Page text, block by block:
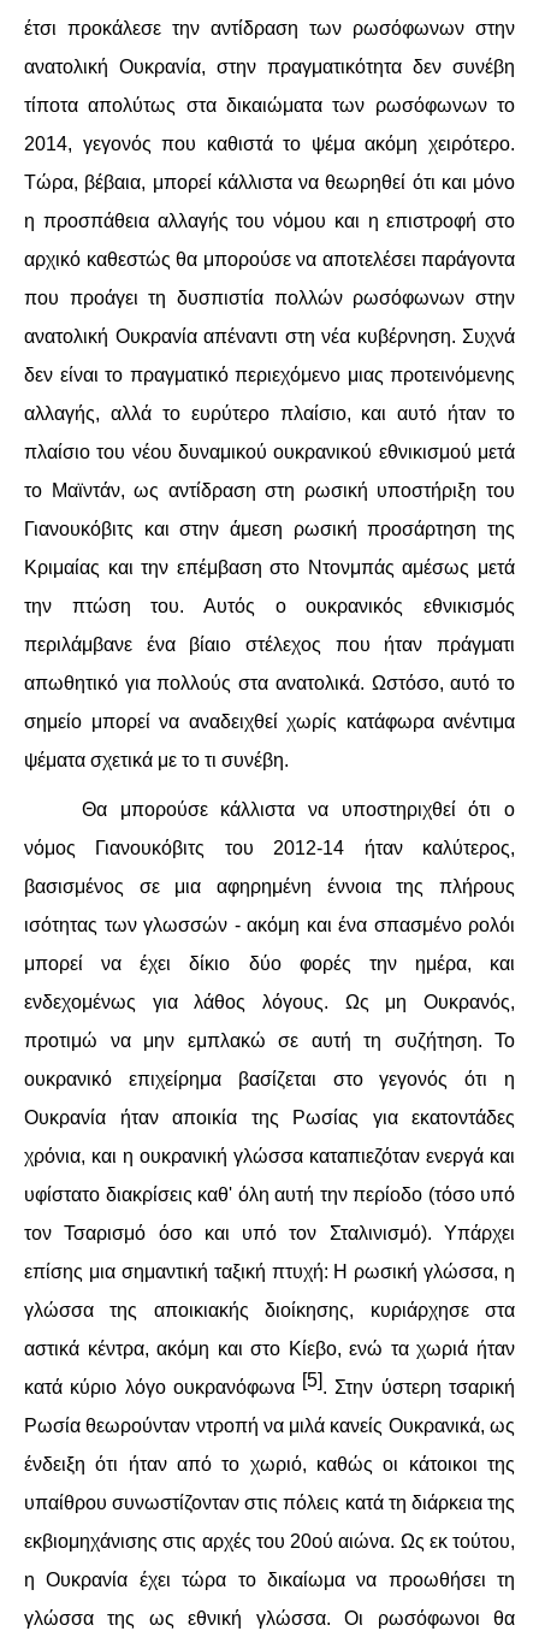
έτσι προκάλεσε την αντίδραση των ρωσόφωνων στην
ανατολική Ουκρανία, στην πραγματικότητα δεν συνέβη
τίποτα απολύτως στα δικαιώματα των ρωσόφωνων το
2014, γεγονός που καθιστά το ψέμα ακόμη χειρότερο.
Τώρα, βέβαια, μπορεί κάλλιστα να θεωρηθεί ότι και μόνο
η προσπάθεια αλλαγής του νόμου και η επιστροφή στο
αρχικό καθεστώς θα μπορούσε να αποτελέσει παράγοντα
που προάγει τη δυσπιστία πολλών ρωσόφωνων στην
ανατολική Ουκρανία απέναντι στη νέα κυβέρνηση. Συχνά
δεν είναι το πραγματικό περιεχόμενο μιας προτεινόμενης
αλλαγής, αλλά το ευρύτερο πλαίσιο, και αυτό ήταν το
πλαίσιο του νέου δυναμικού ουκρανικού εθνικισμού μετά
το Μαϊντάν, ως αντίδραση στη ρωσική υποστήριξη του
Γιανουκόβιτς και στην άμεση ρωσική προσάρτηση της
Κριμαίας και την επέμβαση στο Ντονμπάς αμέσως μετά
την πτώση του. Αυτός ο ουκρανικός εθνικισμός
περιλάμβανε ένα βίαιο στέλεχος που ήταν πράγματι
απωθητικό για πολλούς στα ανατολικά. Ωστόσο, αυτό το
σημείο μπορεί να αναδειχθεί χωρίς κατάφωρα ανέντιμα
ψέματα σχετικά με το τι συνέβη.
Θα μπορούσε κάλλιστα να υποστηριχθεί ότι ο
νόμος Γιανουκόβιτς του 2012-14 ήταν καλύτερος,
βασισμένος σε μια αφηρημένη έννοια της πλήρους
ισότητας των γλωσσών - ακόμη και ένα σπασμένο ρολόι
μπορεί να έχει δίκιο δύο φορές την ημέρα, και
ενδεχομένως για λάθος λόγους. Ως μη Ουκρανός,
προτιμώ να μην εμπλακώ σε αυτή τη συζήτηση. Το
ουκρανικό επιχείρημα βασίζεται στο γεγονός ότι η
Ουκρανία ήταν αποικία της Ρωσίας για εκατοντάδες
χρόνια, και η ουκρανική γλώσσα καταπιεζόταν ενεργά και
υφίστατο διακρίσεις καθ' όλη αυτή την περίοδο (τόσο υπό
τον Τσαρισμό όσο και υπό τον Σταλινισμό). Υπάρχει
επίσης μια σημαντική ταξική πτυχή: Η ρωσική γλώσσα, η
γλώσσα της αποικιακής διοίκησης, κυριάρχησε στα
αστικά κέντρα, ακόμη και στο Κίεβο, ενώ τα χωριά ήταν
κατά κύριο λόγο ουκρανόφωνα [5]. Στην ύστερη τσαρική
Ρωσία θεωρούνταν ντροπή να μιλά κανείς Ουκρανικά, ως
ένδειξη ότι ήταν από το χωριό, καθώς οι κάτοικοι της
υπαίθρου συνωστίζονταν στις πόλεις κατά τη διάρκεια της
εκβιομηχάνισης στις αρχές του 20ού αιώνα. Ως εκ τούτου,
η Ουκρανία έχει τώρα το δικαίωμα να προωθήσει τη
γλώσσα της ως εθνική γλώσσα. Οι ρωσόφωνοι θα